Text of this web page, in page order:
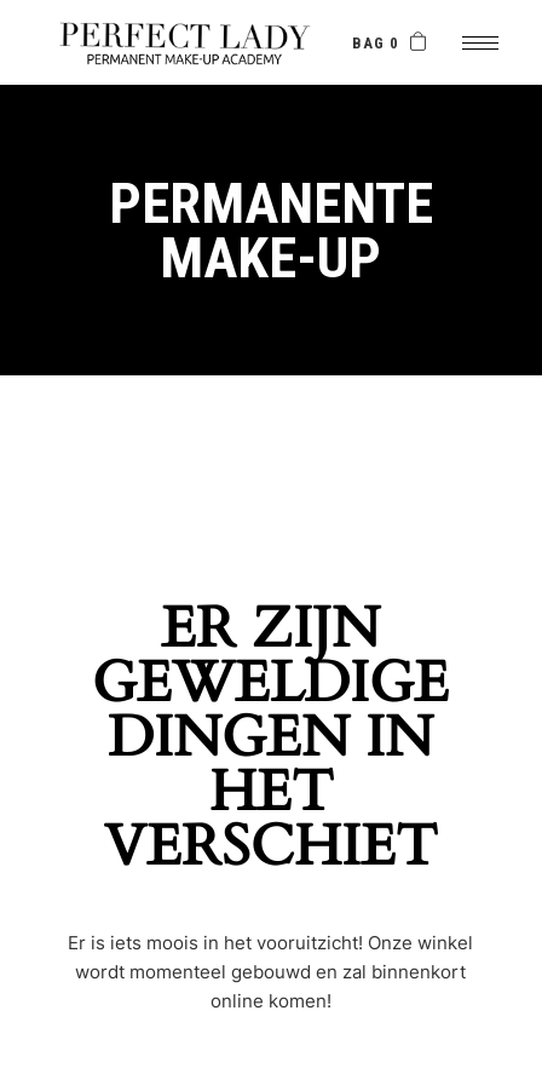
BAG 0
PERMANENTE
MAKE-UP
ER ZIJN
GEWELDIGE
DINGEN IN
HET
VERSCHIET
Er is iets moois in het vooruitzicht! Onze winkel
wordt momenteel gebouwd en zal binnenkort
online komen!